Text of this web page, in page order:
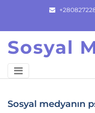
content
Sosyal
Sosyal medyanın